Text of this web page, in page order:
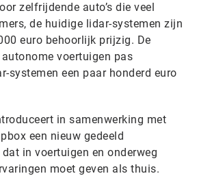
zelfrijdende auto’s die veel
de huidige lidar-systemen zijn
euro behoorlijk prijzig. De
voertuigen pas
systemen een paar honderd euro
in samenwerking met
een nieuw gedeeld
in voertuigen en onderweg
moet geven als thuis.